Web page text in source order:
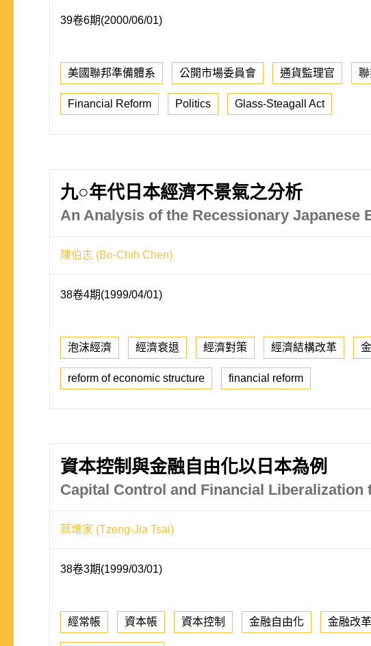
39卷6期(2000/06/01)
美國聯邦準備體系 公開市場委員會 通貨監理官
Financial Reform Politics Glass-Steagall Act
九○年代日本經濟不景氣之分析
An Analysis of the Recessionary Japanese
陳伯志 (Bo-Chih Chen)
38卷4期(1999/04/01)
泡沫經濟 經濟衰退 經濟對策 經濟結構改革
reform of economic structure financial reform
資本控制與金融自由化以日本為例
Capital Control and Financial Liberalization
蔡增家 (Tzeng-Jia Tsai)
38卷3期(1999/03/01)
經常帳 資本帳 資本控制 金融自由化 金融改革